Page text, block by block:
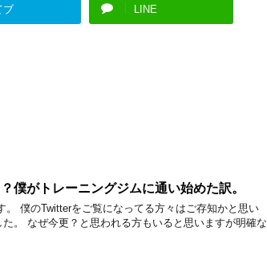
ブ LINE
僕がトレーニングジムに通い始めた訳。
。 僕のTwitterをご覧になってる方々はご存知かと思い
。 なぜ今更？と思われる方もいると思いますが明確な